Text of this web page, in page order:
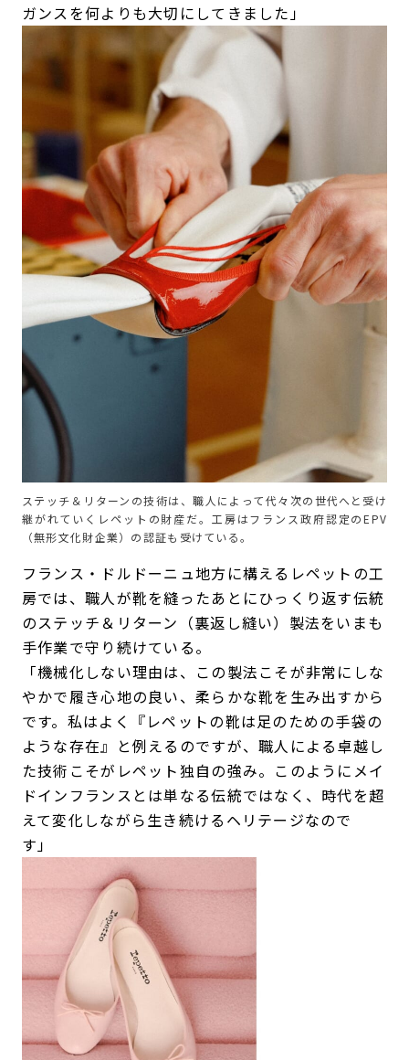
ガンスを何よりも大切にしてきました」
ステッチ＆リターンの技術は、職人によって代々次の世代へと受け
継がれていくレペットの財産だ。工房はフランス政府認定のEPV
（無形文化財企業）の認証も受けている。
フランス・ドルドーニュ地方に構えるレペットの工
房では、職人が靴を縫ったあとにひっくり返す伝統
のステッチ＆リターン（裏返し縫い）製法をいまも
手作業で守り続けている。
「機械化しない理由は、この製法こそが非常にしな
やかで履き心地の良い、柔らかな靴を生み出すから
です。私はよく『レペットの靴は足のための手袋の
ような存在』と例えるのですが、職人による卓越し
た技術こそがレペット独自の強み。このようにメイ
ドインフランスとは単なる伝統ではなく、時代を超
えて変化しながら生き続けるヘリテージなので
す」